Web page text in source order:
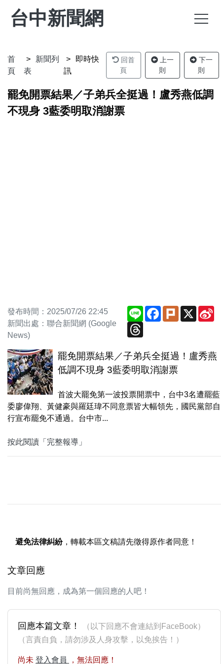
台中新聞網
首
頁
新聞列
表
即時快
訊
回首
頁
上一
則
下一
則
罷免開票結果／子弟兵全挺過！盧秀燕低調
不現身 3藍委明取消謝票
發布時間：2025/07/26 22:45
新聞出處：聯合新聞網 (Google
News)
Line Facebook
PlurkX
Threads
罷免開票結果／子弟兵全挺過！盧秀燕
低調不現身 3藍委明取消謝票
首波大罷免第一波投票開票中，台中3名遭罷藍
委廖偉翔、黃健豪與羅廷瑋不同意票皆大幅領先，國民黨部自
行宣布罷免不通過。台中市...
按此閱讀「完整報導」
避免法律糾紛，轉載本區文稿請先徵得原作者同意！
文章回應
目前尚無回應，成為第一個回應的人吧！
回應本篇文章！
（以下回應不會連結到FaceBook）
（言責自負，請勿涉及人身攻擊，以免挨告！）
尚未 登入會員 ，無法回應！